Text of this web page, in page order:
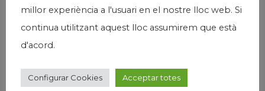
EROICA CAFFÈ, PASSIÓ PER LA GASTRONOMIA, EL
millor experiència a l'usuari en el nostre lloc web. Si
continua utilitzant aquest lloc assumirem que està
d'acord.
Configurar Cookies Acceptar totes